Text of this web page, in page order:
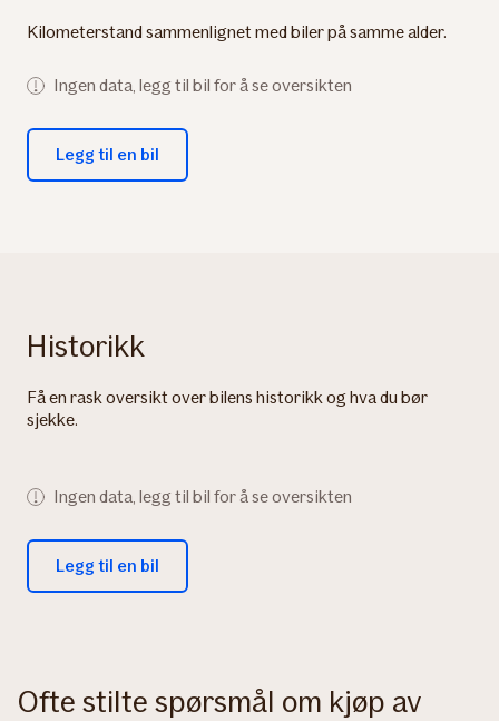
Kilometerstand sammenlignet med biler på samme alder.
Ingen data, legg til bil for å se oversikten
Legg til en bil
Historikk
Få en rask oversikt over bilens historikk og hva du bør
sjekke.
Ingen data, legg til bil for å se oversikten
Legg til en bil
Ofte stilte spørsmål om kjøp av